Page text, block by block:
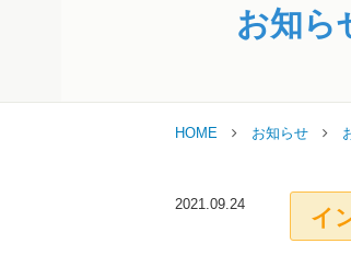
お知ら
HOME お知らせ
2021.09.24
イ